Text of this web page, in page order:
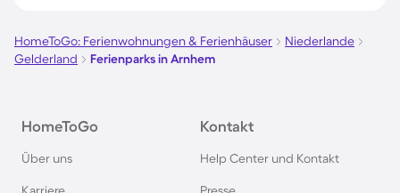
Ferienparks in Österreich
Ferienparks auf Usedom
Ferienparks auf Texel
HomeToGo: Ferienwohnungen & Ferienhäuser
Niederlande
Gelderland
Ferienparks in Arnhem
HomeToGo
Über uns
Kontakt
Help Center und Kontakt